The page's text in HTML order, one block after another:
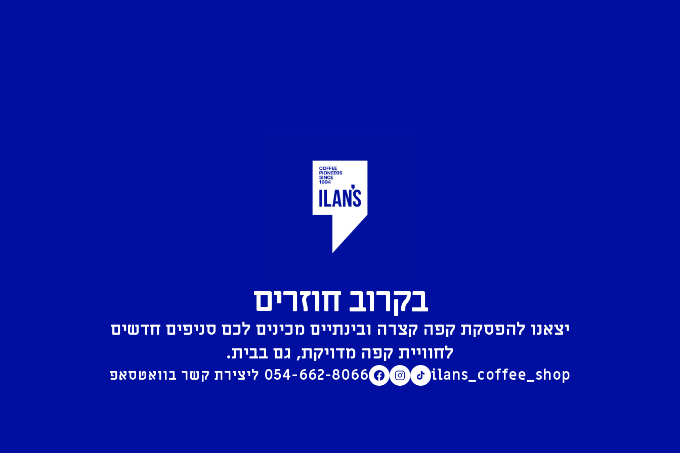
בקרוב חוזרים
יצאנו להפסקת קפה קצרה ובינתיים מכינים לכם סניפים חדשים
לחוויית קפה מדויקת, גם בבית.
054-662-8066 ilans_coffee_shop